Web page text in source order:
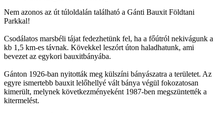
Nem azonos az út túloldalán található a Gánti Bauxit Földtani
Parkkal!
Csodálatos marsbéli tájat fedezhetünk fel, ha a főútról nekivágunk a
kb 1,5 km-es távnak. Kövekkel leszórt úton haladhatunk, ami
bevezet az egykori bauxitbányába.
Gánton 1926-ban nyitották meg külszíni bányászatra a területet. Az
egyre ismertebb bauxit lelőhellyé vált bánya végül fokozatosan
kimerült, melynek következményeként 1987-ben megszüntették a
kitermelést.